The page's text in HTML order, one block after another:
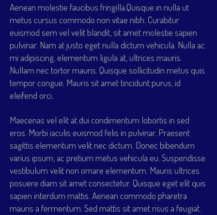
Aenean molestie faucibus fringilla.Quisque in nulla ut
metus cursus commodo non vitae nibh. Curabitur
euismod sem vel velit blandit, sit amet molestie sapien
pulvinar. Nam at justo eget nulla dictum vehicula. Nulla ac
mi adipiscing, elementum ligula at, ultrices mauris.
Nullam nec tortor mauris. Quisque sollicitudin metus quis
tempor congue. Mauris sit amet tincidunt purus, id
eleifend orci.
Maecenas vel elit at dui condimentum lobortis in sed
eros. Morbi iaculis euismod felis in pulvinar. Praesent
sagittis elementum velit nec dictum. Donec bibendum
varius ipsum, ac pretium metus vehicula eu. Suspendisse
vestibulum velit non ornare elementum. Mauris ultrices
posuere diam sit amet consectetur. Quisque eget elit quis
sapien interdum mattis. Aenean commodo pharetra
mauris a fermentum. Sed mattis sit amet risus a feugiat.